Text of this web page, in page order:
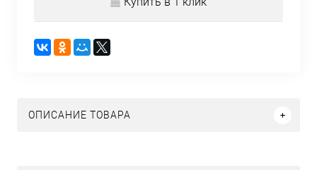
ОПИСАНИЕ ТОВАРА